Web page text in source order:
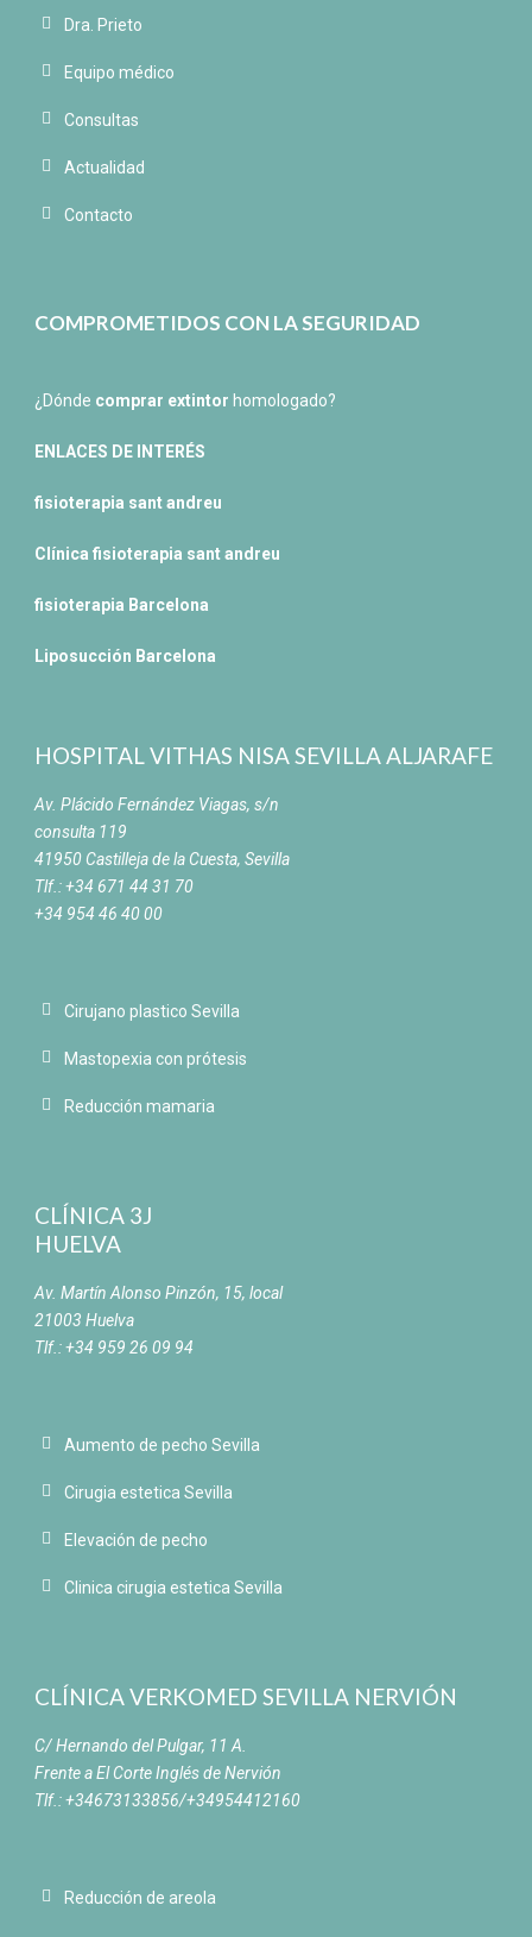
Dra. Prieto
Equipo médico
Consultas
Actualidad
Contacto
COMPROMETIDOS CON LA SEGURIDAD
¿Dónde comprar extintor homologado?
ENLACES DE INTERÉS
fisioterapia sant andreu
Clínica fisioterapia sant andreu
fisioterapia Barcelona
Liposucción Barcelona
HOSPITAL VITHAS NISA SEVILLA ALJARAFE
Av. Plácido Fernández Viagas, s/n
consulta 119
41950 Castilleja de la Cuesta, Sevilla
Tlf.: +34 671 44 31 70
+34 954 46 40 00
Cirujano plastico Sevilla
Mastopexia con prótesis
Reducción mamaria
CLÍNICA 3J
HUELVA
Av. Martín Alonso Pinzón, 15, local
21003 Huelva
Tlf.: +34 959 26 09 94
Aumento de pecho Sevilla
Cirugia estetica Sevilla
Elevación de pecho
Clinica cirugia estetica Sevilla
CLÍNICA VERKOMED SEVILLA NERVIÓN
C/ Hernando del Pulgar, 11 A.
Frente a El Corte Inglés de Nervión
Tlf.: +34673133856/+34954412160
Reducción de areola